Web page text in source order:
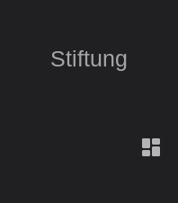
Stiftung